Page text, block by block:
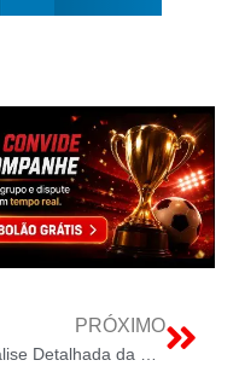
PRÓXIMO
Análise Detalhada da Expansão da Matriz Elétrica Brasileira em Janeiro